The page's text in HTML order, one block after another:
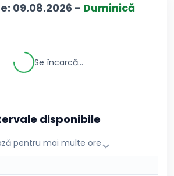
09.08.2026 - Duminică
Se încarcă...
disponibile
pentru mai multe ore